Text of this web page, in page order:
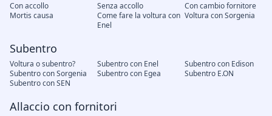
Con accollo Senza accollo
Con cambio fornitore
Mortis causa
Come fare la voltura con
Enel
Voltura con Sorgenia
Subentro
Voltura o subentro? Subentro con Enel
Subentro con Edison
Subentro con Sorgenia
Subentro con Egea
Subentro E.ON
Subentro con SEN
Allaccio con fornitori